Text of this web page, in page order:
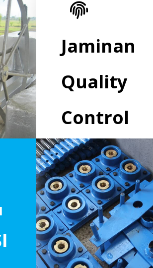
Jaminan
Quality
Control